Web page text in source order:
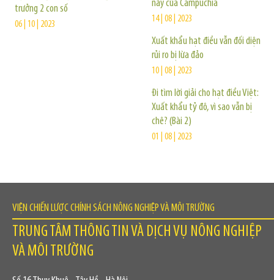
trưởng 2 con số
06 | 10 | 2023
này của Campuchia
14 | 08 | 2023
Xuất khẩu hạt điều vẫn đối diện
rủi ro bị lừa đảo
10 | 08 | 2023
Đi tìm lời giải cho hạt điều Việt:
Xuất khẩu tỷ đô, vì sao vẫn bị
chê? (Bài 2)
01 | 08 | 2023
VIỆN CHIẾN LƯỢC CHÍNH SÁCH NÔNG NGHIỆP VÀ MÔI TRƯỜNG
TRUNG TÂM THÔNG TIN VÀ DỊCH VỤ NÔNG NGHIỆP
VÀ MÔI TRƯỜNG